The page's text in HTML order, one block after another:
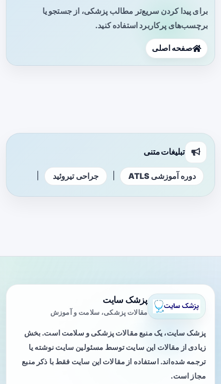
برای پیدا کردن سریع‌تر مطالب پزشکی، از جستجو یا
برچسب‌های پرکاربرد استفاده کنید.
صفحه اصلی
تبلیغات متنی
دوره آموزشی ATLS جراحی تیروئید
پزشک سایت
مقالات پزشکی، سلامت و آموزش
پزشک سایت، یک منبع مقالات پزشکی و سلامت است. بخش
زیادی از مقالات این سایت توسط مسئولین سایت نوشته یا
ترجمه شده‌اند. استفاده از مقالات این سایت فقط با ذکر منبع
مجاز است.